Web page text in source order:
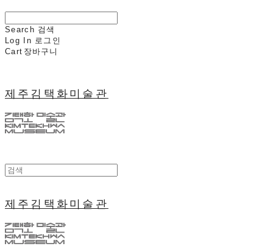
Search 검색
Log In 로그인
Cart 장바구니
제주김택화미술관
제주김택화미술관